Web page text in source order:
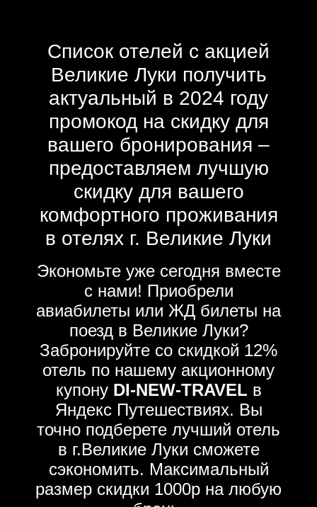
Список отелей с акцией
Великие Луки получить
актуальный в 2024 году
промокод на скидку для
вашего бронирования –
предоставляем лучшую
скидку для вашего
комфортного проживания
в отелях г. Великие Луки
Экономьте уже сегодня вместе
с нами! Приобрели
авиабилеты или ЖД билеты на
поезд в Великие Луки?
Забронируйте со скидкой 12%
отель по нашему акционному
купону DI-NEW-TRAVEL в
Яндекс Путешествиях. Вы
точно подберете лучший отель
в г.Великие Луки сможете
сэкономить. Максимальный
размер скидки 1000р на любую